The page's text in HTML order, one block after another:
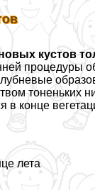
кустов
процедуры
в конце
лета